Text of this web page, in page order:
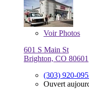
VoirPhotos
601 S Main St
Brighton, CO 80601
(303) 920-
Ouvert